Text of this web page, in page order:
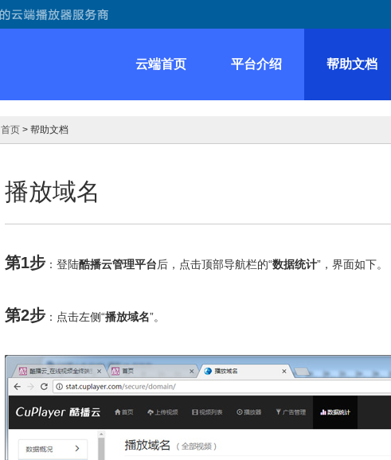
云端首页 平台介绍 帮助文档
首页 > 帮助文档
播放域名
第1步 ：登陆酷播云管理平台后，点击顶部导航栏的“数据统计”，界面如下。
第2步 ：点击左侧“播放域名”。